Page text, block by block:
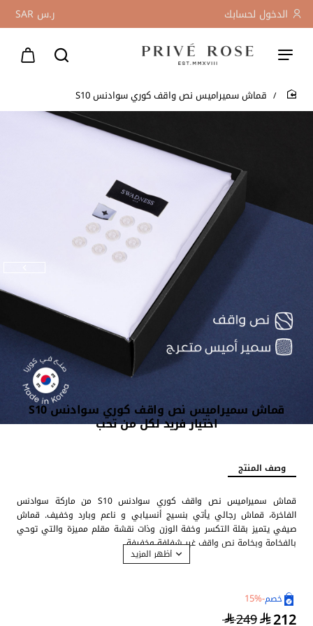
الدخول لحسابك ر.س SAR
home قماش سميراميس نص واقف كوري سوادنس S10
قماش سميراميس نص واقف كوري سوادنس S10
اختيار فريد لكل من تحب
وصف المنتج
قماش سميراميس نص واقف كوري سوادنس S10 من ماركة سوادنس
الفاخرة، قماش رجالي يأتي بنسيج أنسيابي و ناعم وبارد وخفيف. قماش
صيفي يتميز بقلة التكسر وخفة الوزن وذات نقشة مقلم مميزة والتي توحي
بالفخامة وبخامة نص واقف غير شفافة وخفيفة.
قماش كوري نص واقف نقشة مقلمة .
خصم-15%
212
249